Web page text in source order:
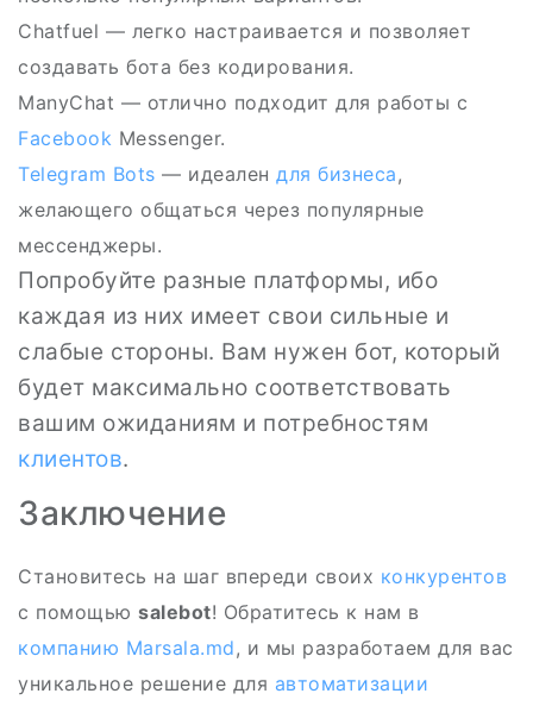
Chatfuel — легко настраивается и позволяет
создавать бота без кодирования.
ManyChat — отлично подходит для работы с
Facebook Messenger.
Telegram Bots — идеален для бизнеса,
желающего общаться через популярные
мессенджеры.
Попробуйте разные платформы, ибо
каждая из них имеет свои сильные и
слабые стороны. Вам нужен бот, который
будет максимально соответствовать
вашим ожиданиям и потребностям
клиентов.
Заключение
Становитесь на шаг впереди своих конкурентов
с помощью salebot! Обратитесь к нам в
компанию Marsala.md, и мы разработаем для вас
уникальное решение для автоматизации